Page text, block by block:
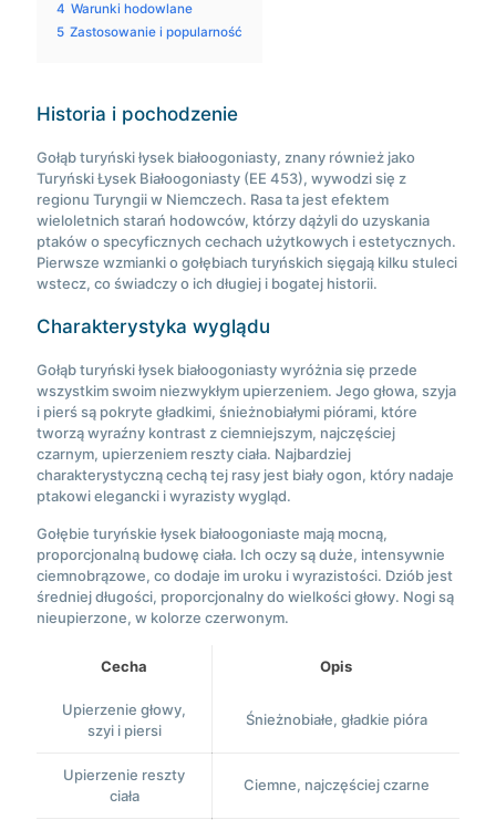
4 Warunki hodowlane
5 Zastosowanie i popularność
Historia i pochodzenie
Gołąb turyński łysek białoogoniasty, znany również jako
Turyński Łysek Białoogoniasty (EE 453), wywodzi się z
regionu Turyngii w Niemczech. Rasa ta jest efektem
wieloletnich starań hodowców, którzy dążyli do uzyskania
ptaków o specyficznych cechach użytkowych i estetycznych.
Pierwsze wzmianki o gołębiach turyńskich sięgają kilku stuleci
wstecz, co świadczy o ich długiej i bogatej historii.
Charakterystyka wyglądu
Gołąb turyński łysek białoogoniasty wyróżnia się przede
wszystkim swoim niezwykłym upierzeniem. Jego głowa, szyja
i pierś są pokryte gładkimi, śnieżnobiałymi piórami, które
tworzą wyraźny kontrast z ciemniejszym, najczęściej
czarnym, upierzeniem reszty ciała. Najbardziej
charakterystyczną cechą tej rasy jest biały ogon, który nadaje
ptakowi elegancki i wyrazisty wygląd.
Gołębie turyńskie łysek białoogoniaste mają mocną,
proporcjonalną budowę ciała. Ich oczy są duże, intensywnie
ciemnobrązowe, co dodaje im uroku i wyrazistości. Dziób jest
średniej długości, proporcjonalny do wielkości głowy. Nogi są
nieupierzone, w kolorze czerwonym.
Cecha Opis
Upierzenie głowy,
szyi i piersi
Śnieżnobiałe, gładkie pióra
Upierzenie reszty
ciała
Ciemne, najczęściej czarne